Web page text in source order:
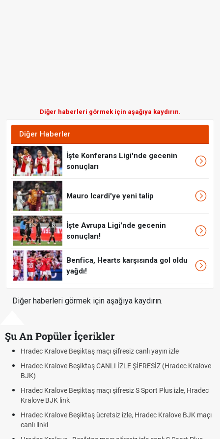
Diğer haberleri görmek için aşağıya kaydırın.
Diğer Haberler
İşte Konferans Ligi'nde gecenin
sonuçları
Mauro Icardi'ye yeni talip
İşte Avrupa Ligi'nde gecenin
sonuçları!
Benfica, Hearts karşısında gol oldu
yağdı!
Diğer haberleri görmek için aşağıya kaydırın.
Şu An Popüler İçerikler
Kralove Beşiktaş maçı şifresiz canlı yayın izle
Kralove Beşiktaş CANLI İZLE ŞİFRESİZ (Hradec Kralove
Kralove Beşiktaş maçı şifresiz S Sport Plus izle, Hradec
BJK link
Kralove Beşiktaş ücretsiz izle, Hradec Kralove BJK maçı
Trivela